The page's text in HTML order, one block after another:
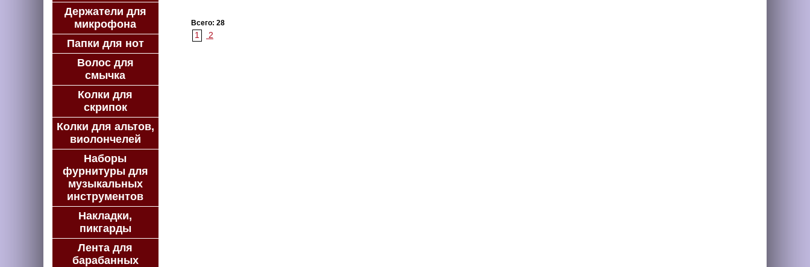
Всего: 28
1 2
Держатели для
микрофона
Папки для нот
Волос для
смычка
Колки для
скрипок
Колки для альтов,
виолончелей
Наборы
фурнитуры для
музыкальных
инструментов
Накладки,
пикгарды
Лента для
барабанных